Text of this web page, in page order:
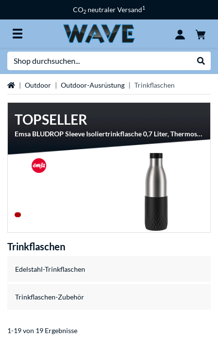
CO2 neutraler Versand1
StartseiteOutdoor Outdoor-Ausrüstung Trinkflaschen
TOPSELLER
Emsa BLUDROP Sleeve Isoliertrinkflasche 0,7 Liter, Thermosflasche
Trinkflaschen
Edelstahl-Trinkflaschen
Trinkflaschen-Zubehör
1-19 von 19 Ergebnisse